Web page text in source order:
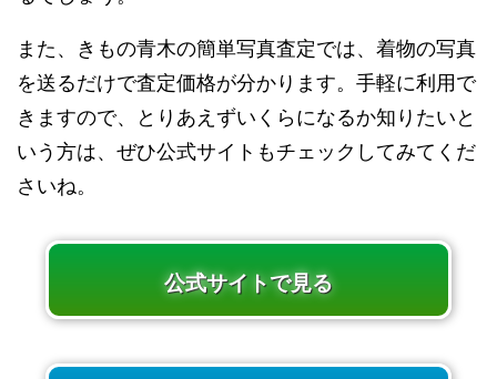
また、きもの青木の簡単写真査定では、着物の写真
を送るだけで査定価格が分かります。手軽に利用で
きますので、とりあえずいくらになるか知りたいと
いう方は、ぜひ公式サイトもチェックしてみてくだ
さいね。
公式サイトで見る